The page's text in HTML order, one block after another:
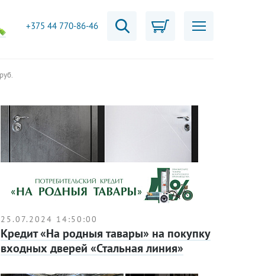
+375 44 770-86-46
25.07.2024 14:50:00
Кредит «На родныя тавары» на покупку
входных дверей «Стальная линия»